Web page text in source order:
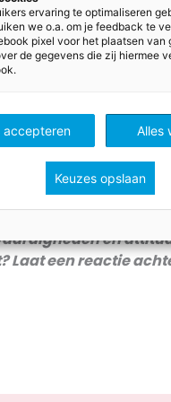
van de
boek
(1)
. Elke rol kun je
het boek is dat je
een spiegel voor
want daar leer je
jij belangrijk in
en
Laat een reactie
ervaring te optimaliseren
we o.a. om je feedback te
pixel voor het plaatsen
de gegevens die zij hiermee
accepteren Alles
Keuzes opslaan